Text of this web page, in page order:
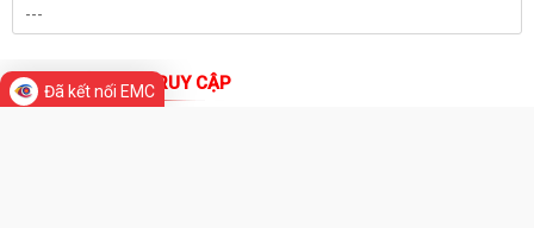
Hội Nông dân xã Việt Khê phối hợp với Công ty Cổ phần Tư Nông
nghiệp và Xây dựng Hải Phong tổ chức...
XÃ VIỆTKHÊ, THÀNH PHỐ HẢI PHÒNG: BẾ MẠC LỚP BỒI DƯỠNG KIẾN
THỨC QUỐC PHÒNG VÀ AN NINH ĐỐI TƯỢNG 4...
Đã kết nối EMC